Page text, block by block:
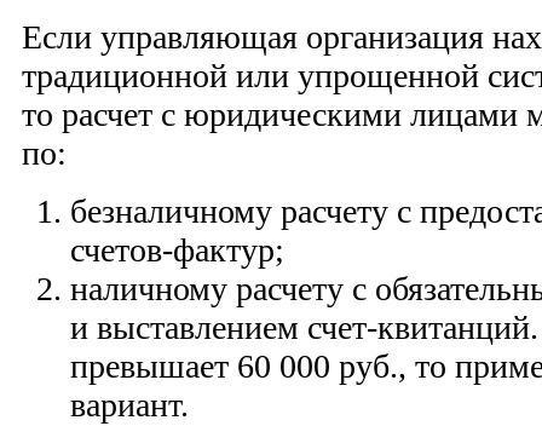
Если управляющая организация
традиционной или упрощенной
то расчет с юридическими лицами
по:
безналичному расчету с
счетов-фактур;
наличному расчету с
и выставлением счет-
превышает 60 000 руб., то
вариант.